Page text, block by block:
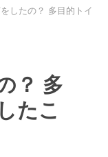
したの？ 多目的トイ
？ 多
たこ